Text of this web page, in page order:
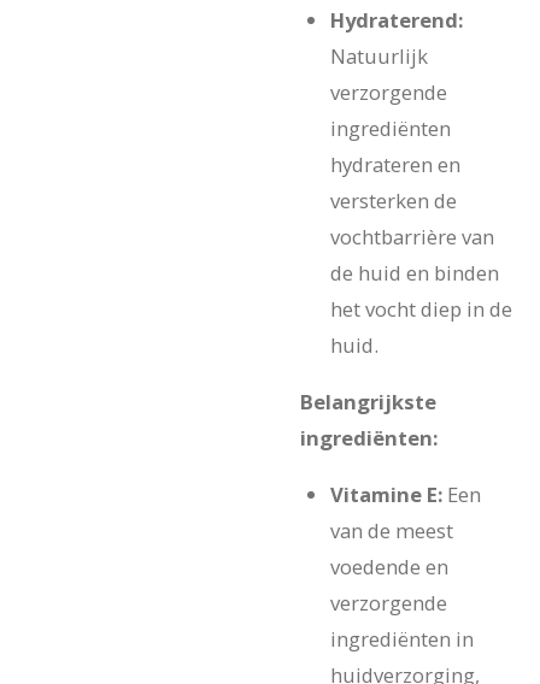
Hydraterend:
Natuurlijk
verzorgende
ingrediënten
hydrateren en
versterken de
vochtbarrière van
de huid en binden
het vocht diep in de
huid.
Belangrijkste
ingrediënten:
Vitamine E: Een
van de meest
voedende en
verzorgende
ingrediënten in
huidverzorging,